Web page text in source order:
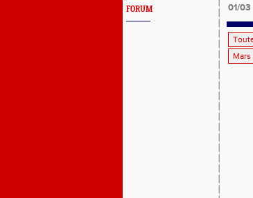
FORUM
01/03